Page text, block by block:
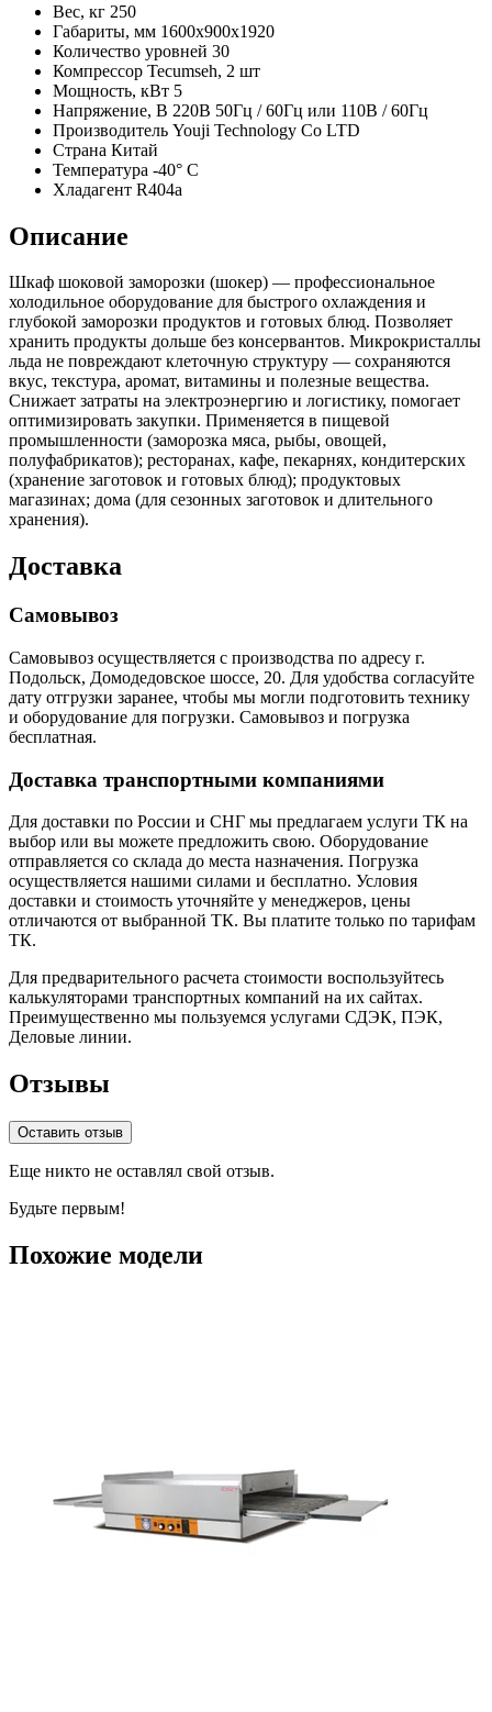
Вес, кг 250
Габариты, мм 1600x900x1920
Количество уровней 30
Компрессор Tecumseh, 2 шт
Мощность, кВт 5
Напряжение, В 220В 50Гц / 60Гц или 110В / 60Гц
Производитель Youji Technology Co LTD
Страна Китай
Температура -40° C
Хладагент R404a
Описание
Шкаф шоковой заморозки (шокер) — профессиональное
холодильное оборудование для быстрого охлаждения и
глубокой заморозки продуктов и готовых блюд. Позволяет
хранить продукты дольше без консервантов. Микрокристаллы
льда не повреждают клеточную структуру — сохраняются
вкус, текстура, аромат, витамины и полезные вещества.
Снижает затраты на электроэнергию и логистику, помогает
оптимизировать закупки. Применяется в пищевой
промышленности (заморозка мяса, рыбы, овощей,
полуфабрикатов); ресторанах, кафе, пекарнях, кондитерских
(хранение заготовок и готовых блюд); продуктовых
магазинах; дома (для сезонных заготовок и длительного
хранения).
Доставка
Самовывоз
Самовывоз осуществляется с производства по адресу г.
Подольск, Домодедовское шоссе, 20. Для удобства согласуйте
дату отгрузки заранее, чтобы мы могли подготовить технику
и оборудование для погрузки. Самовывоз и погрузка
бесплатная.
Доставка транспортными компаниями
Для доставки по России и СНГ мы предлагаем услуги ТК на
выбор или вы можете предложить свою. Оборудование
отправляется со склада до места назначения. Погрузка
осуществляется нашими силами и бесплатно. Условия
доставки и стоимость уточняйте у менеджеров, цены
отличаются от выбранной ТК. Вы платите только по тарифам
ТК.
Для предварительного расчета стоимости воспользуйтесь
калькуляторами транспортных компаний на их сайтах.
Преимущественно мы пользуемся услугами СДЭК, ПЭК,
Деловые линии.
Отзывы
Оставить отзыв
Еще никто не оставлял свой отзыв.
Будьте первым!
Похожие модели